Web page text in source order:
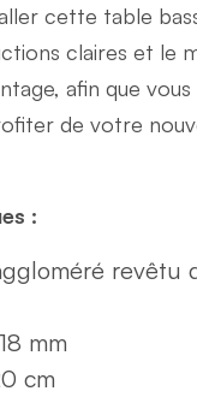
cette table
claires et le
afin que vous
de votre
:
revêtu
mm
cm